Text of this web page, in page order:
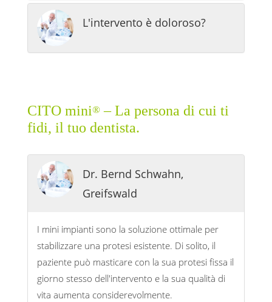
L'intervento è doloroso?
CITO mini® – La persona di cui ti
fidi, il tuo dentista.
Dr. Bernd Schwahn,
Greifswald
I mini impianti sono la soluzione ottimale per
stabilizzare una protesi esistente. Di solito, il
paziente può masticare con la sua protesi fissa il
giorno stesso dell'intervento e la sua qualità di
vita aumenta considerevolmente.